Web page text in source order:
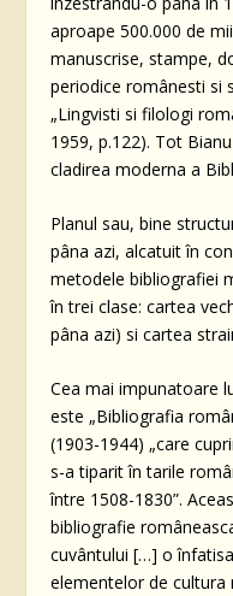
aproape 500.000 de
manuscrise, stampe,
periodice românesti si
„Lingvisti si filologi
1959, p.122). Tot
cladirea moderna a
Planul sau, bine
pâna azi, alcatuit în
metodele bibliografiei
în trei clase: cartea
pâna azi) si cartea
Cea mai impunatoare
este „Bibliografia
(1903-1944) „care
s-a tiparit în tarile
între 1508-1830”.
bibliografie
cuvântului […] o
elementelor de cultura